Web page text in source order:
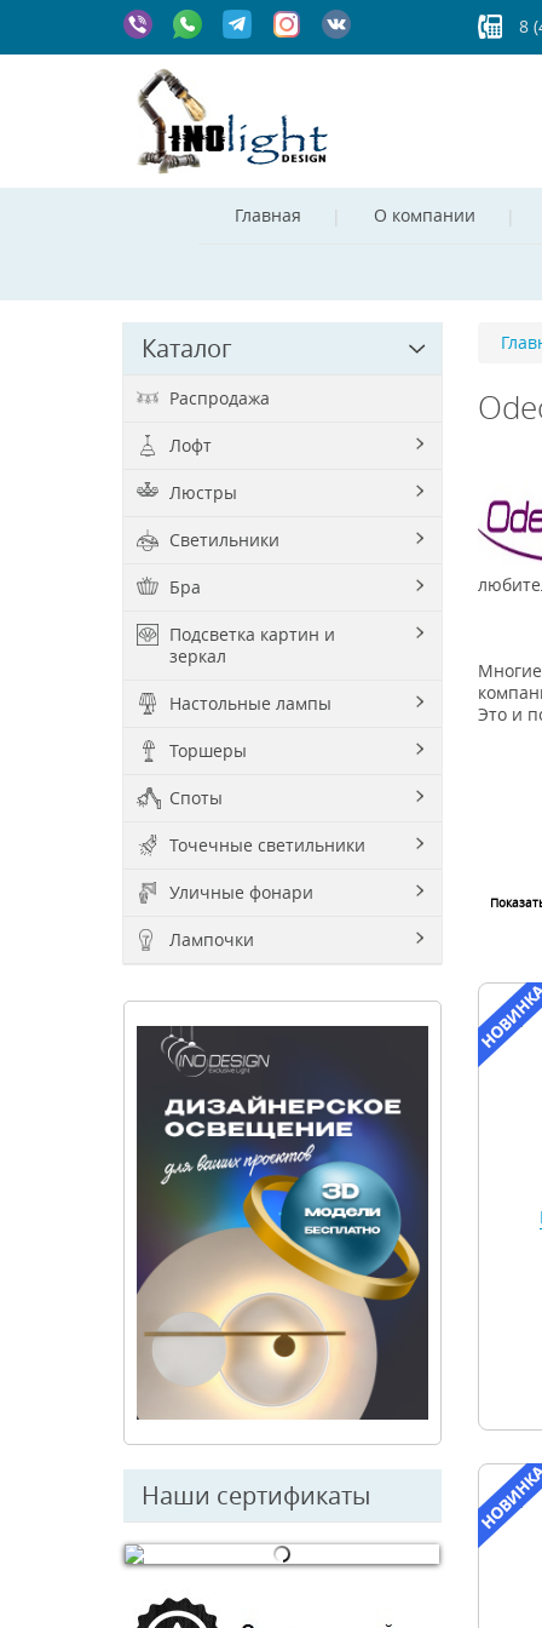
8
Главная О компании
Каталог
Распродажа
Лофт
Люстры
Светильники
Бра
Подсветка картин и
зеркал
Настольные лампы
Торшеры
Споты
Точечные светильники
Уличные фонари
Лампочки
Наши сертификаты
Это и